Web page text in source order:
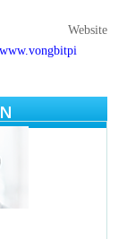
www.vongbitpi